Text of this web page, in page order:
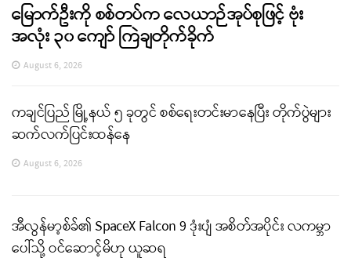
မြောက်ဦးကို စစ်တပ်က လေယာဉ်အုပ်စုဖြင့် ဗုံး
အလုံး ၃၀ ကျော် ကြဲချတိုက်ခိုက်
August 6, 2026
ကချင်ပြည် မြို့နယ် ၅ ခုတွင် စစ်ရေးတင်းမာနေပြီး တိုက်ပွဲများ
ဆက်လက်ပြင်းထန်နေ
August 6, 2026
အီလွန်မာ့စ်ခ်၏ SpaceX Falcon 9 ဒုံးပျံ အစိတ်အပိုင်း လကမ္ဘာ
ပေါ်သို့ ဝင်ဆောင့်မိဟု ယူဆရ